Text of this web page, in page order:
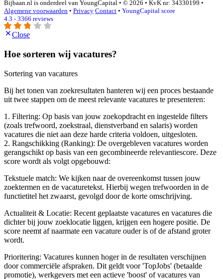
Bijbaan.nl is onderdeel van YoungCapital • © 2026 • KvK nr: 34330199 •
Algemene voorwaarden • Privacy Contact • YoungCapital score
4.3 - 3366 reviews
Close
Hoe sorteren wij vacatures?
Sortering van vacatures
Bij het tonen van zoekresultaten hanteren wij een proces bestaande
uit twee stappen om de meest relevante vacatures te presenteren:
1. Filtering: Op basis van jouw zoekopdracht en ingestelde filters
(zoals trefwoord, zoekstraal, dienstverband en salaris) worden
vacatures die niet aan deze harde criteria voldoen, uitgesloten.
2. Rangschikking (Ranking): De overgebleven vacatures worden
gerangschikt op basis van een gecombineerde relevantiescore. Deze
score wordt als volgt opgebouwd:
Tekstuele match: We kijken naar de overeenkomst tussen jouw
zoektermen en de vacaturetekst. Hierbij wegen trefwoorden in de
functietitel het zwaarst, gevolgd door de korte omschrijving.
Actualiteit & Locatie: Recent geplaatste vacatures en vacatures die
dichter bij jouw zoeklocatie liggen, krijgen een hogere positie. De
score neemt af naarmate een vacature ouder is of de afstand groter
wordt.
Prioritering: Vacatures kunnen hoger in de resultaten verschijnen
door commerciële afspraken. Dit geldt voor 'TopJobs' (betaalde
promotie), werkgevers met een actieve 'boost' of vacatures van